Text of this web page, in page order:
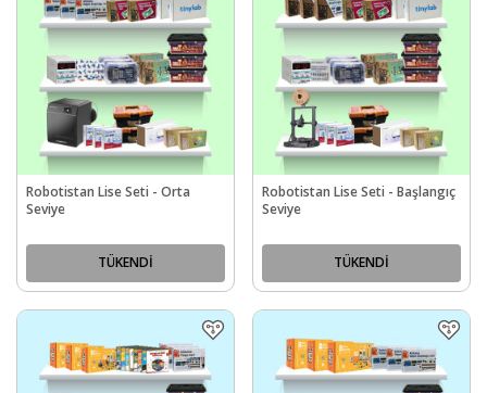
Robotistan Lise Seti - Orta
Seviye
TÜKENDİ
Robotistan Lise Seti - Başlangıç
Seviye
TÜKENDİ